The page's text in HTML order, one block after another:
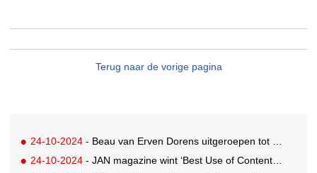
Terug naar de vorige pagina
24-10-2024 - Beau van Erven Dorens uitgeroepen tot JFK's Greatest Man 2024
24-10-2024 - JAN magazine wint ‘Best Use of Content Commerce’ award in samenwerking met HEMA